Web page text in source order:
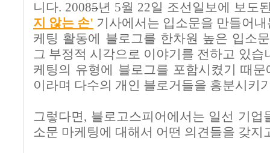
니다. 20085년 5월 22일 조선일보에 보도
지 않는 손' 기사에서는 입소문을 만들어
케팅 활동에 블로그를 한차원 높은 입소
그 부정적 시각으로 이야기를 전하고 있습
케팅의 유형에 블로그를 포함시켰기 때
이라며 다수의 개인 블로거들을 흥분시키
그렇다면, 블로고스피어에서는 일선 기업
소문 마케팅에 대해서 어떤 의견들을 갖지